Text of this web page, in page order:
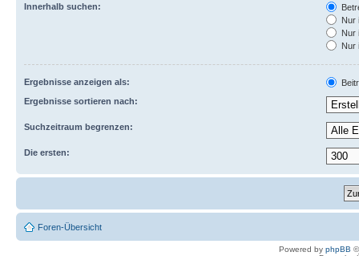
Innerhalb suchen:
Nur
Nur
Nur
Ergebnisse anzeigen als:
Ergebnisse sortieren nach:
Suchzeitraum begrenzen:
Die ersten:
Foren-Übersicht
Powered by phpBB